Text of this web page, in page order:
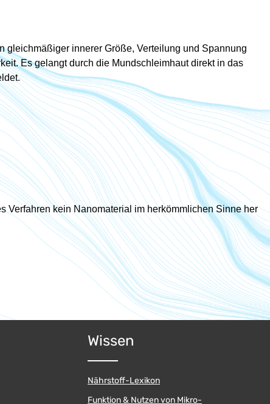
gleichmäßiger innerer Größe, Verteilung und Spannung
Es gelangt durch die Mundschleimhaut direkt in das
Verfahren kein Nanomaterial im herkömmlichen Sinne her
Wissen
Nährstoff-Lexikon
Funktion & Nutzen von Mikro-